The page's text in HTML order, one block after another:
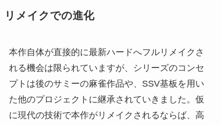
リメイクでの進化
本作自体が直接的に最新ハードへフルリメイクさ
れる機会は限られていますが、シリーズのコンセ
プトは後のサミーの麻雀作品や、SSV基板を用い
た他のプロジェクトに継承されていきました。仮
に現代の技術で本作がリメイクされるならば、高